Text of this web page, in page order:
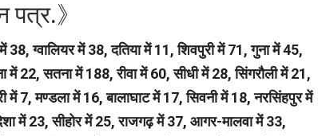
पत्र.》
ग्वालियर में 38, दतिया में 11, शिवपुरी में 71, गुना में 45,
सतना में 188, रीवा में 60, सीधी में 28, सिंगरौली में 21,
7, मण्डला में 16, बालाघाट में 17, सिवनी में 18, नरसिंहपुर में
में 23, सीहोर में 25, राजगढ़ में 37, आगर-मालवा में 33,